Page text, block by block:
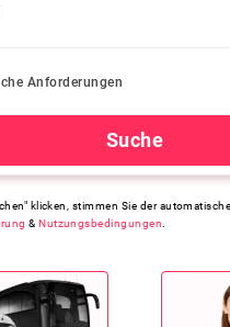
Anforderungen
Suche
klicken, stimmen Sie der
&Nutzungsbedingungen